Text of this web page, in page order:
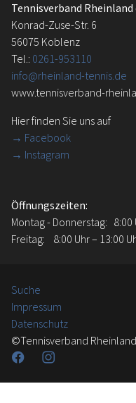
Tennisverband Rheinland
Konrad-Zuse-Str. 6
56075 Koblenz
Tel.: 0261-953110
info@rheinland-tennis.de
www.tennisverband-
Hier finden Sie uns auf
→ Facebook
→ Instagram
Öffnungszeiten:
Montag - Donnerstag: 8:00
Freitag: 8:00 Uhr – 13:00
Suche
Impressum
Datenschutz
©Tennisverband
FacebookInstagram